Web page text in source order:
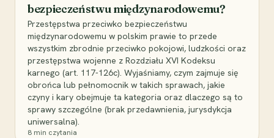
bezpieczeństwu międzynarodowemu?
Przestępstwa przeciwko bezpieczeństwu
międzynarodowemu w polskim prawie to przede
wszystkim zbrodnie przeciwko pokojowi, ludzkości oraz
przestępstwa wojenne z Rozdziału XVI Kodeksu
karnego (art. 117-126c). Wyjaśniamy, czym zajmuje się
obrońca lub pełnomocnik w takich sprawach, jakie
czyny i kary obejmuje ta kategoria oraz dlaczego są to
sprawy szczególne (brak przedawnienia, jurysdykcja
uniwersalna).
8 min czytania